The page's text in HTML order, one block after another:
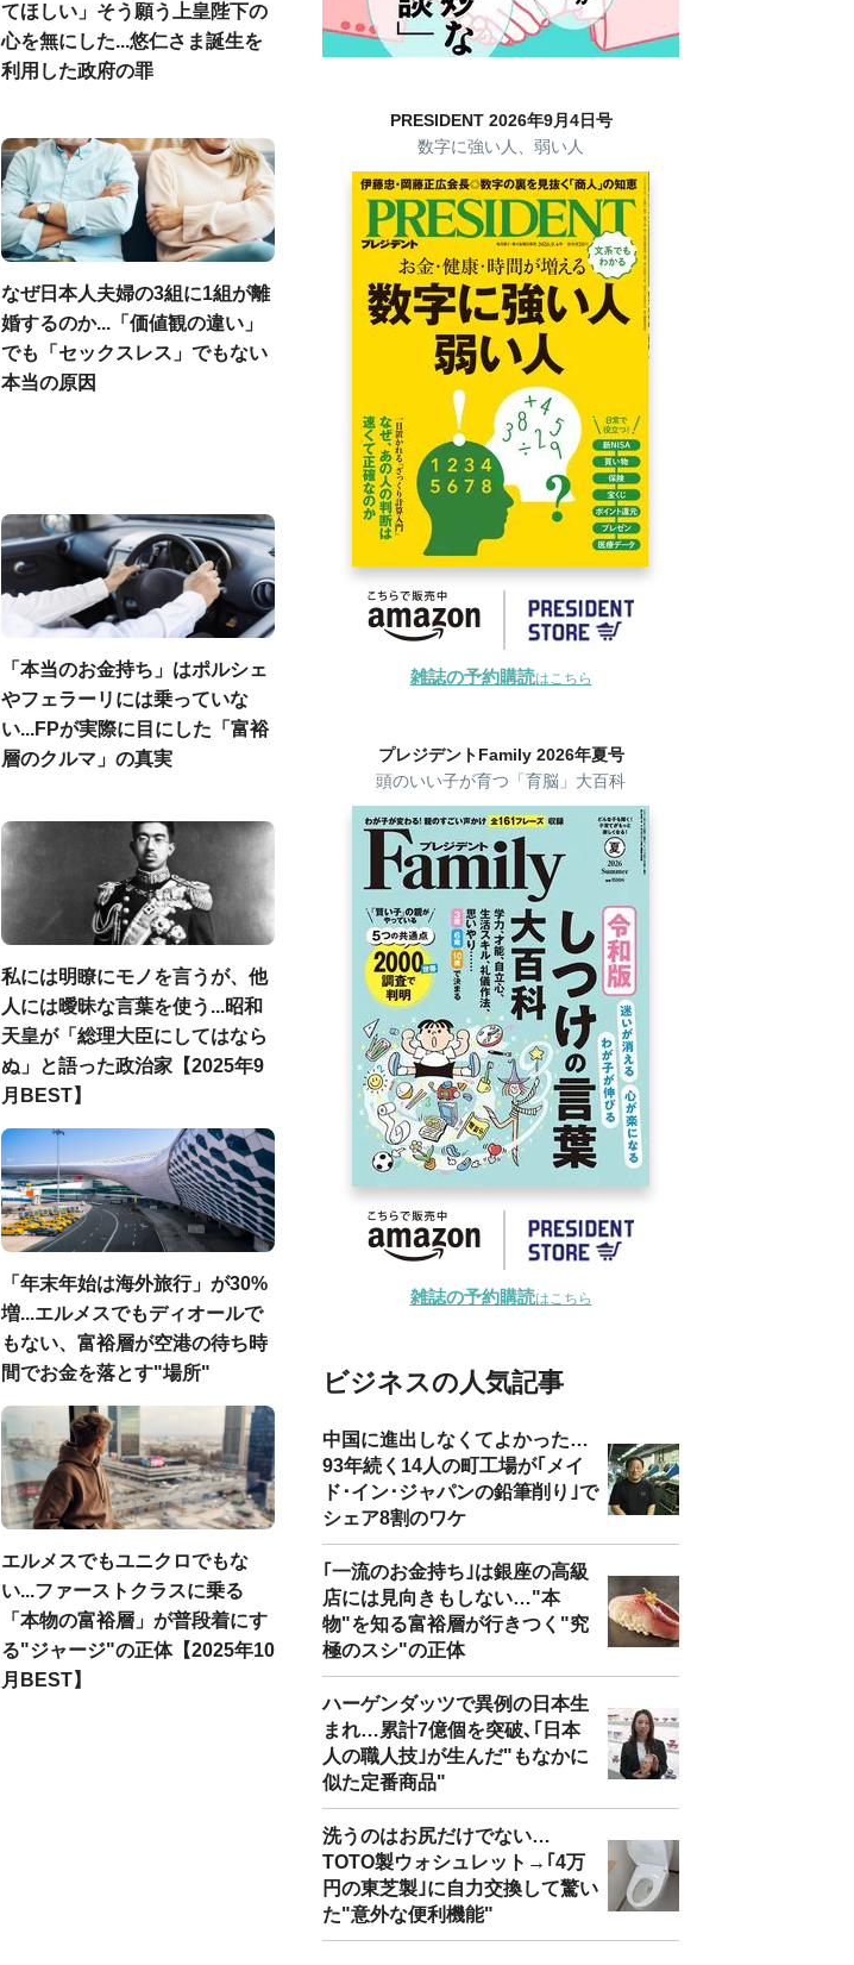
てほしい」そう願う上皇陛下の
心を無にした...悠仁さま誕生を
利用した政府の罪
なぜ日本人夫婦の3組に1組が離
婚するのか...「価値観の違い」
でも「セックスレス」でもない
本当の原因
「本当のお金持ち」はポルシェ
やフェラーリには乗っていな
い...FPが実際に目にした「富裕
層のクルマ」の真実
私には明瞭にモノを言うが、他
人には曖昧な言葉を使う...昭和
天皇が「総理大臣にしてはなら
ぬ」と語った政治家【2025年9
月BEST】
「年末年始は海外旅行」が30%
増...エルメスでもディオールで
もない、富裕層が空港の待ち時
間でお金を落とす"場所"
エルメスでもユニクロでもな
い...ファーストクラスに乗る
「本物の富裕層」が普段着にす
る"ジャージ"の正体【2025年10
月BEST】
PRESIDENT 2026年9月4日号
数字に強い人、弱い人
雑誌の予約購読はこちら
プレジデントFamily 2026年夏号
頭のいい子が育つ「育脳」大百科
雑誌の予約購読はこちら
ビジネスの人気記事
中国に進出しなくてよかった…
93年続く14人の町工場が｢メイ
ド･イン･ジャパンの鉛筆削り｣で
シェア8割のワケ
｢一流のお金持ち｣は銀座の高級
店には見向きもしない…"本
物"を知る富裕層が行きつく"究
極のスシ"の正体
ハーゲンダッツで異例の日本生
まれ…累計7億個を突破､｢日本
人の職人技｣が生んだ"もなかに
似た定番商品"
洗うのはお尻だけでない…
TOTO製ウォシュレット→｢4万
円の東芝製｣に自力交換して驚い
た"意外な便利機能"